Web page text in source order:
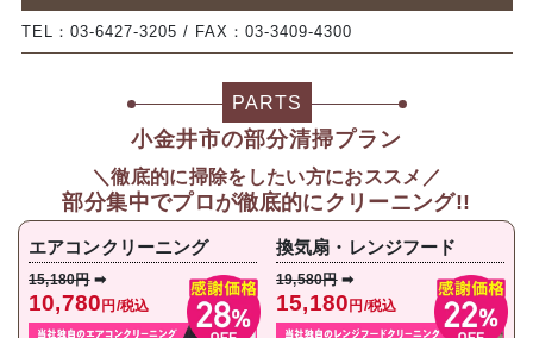
TEL：03-6427-3205 / FAX：03-3409-4300
PARTS
小金井市の部分清掃プラン
＼徹底的に掃除をしたい方におススメ／
部分集中でプロが徹底的にクリーニング!!
エアコンクリーニング
15,180円 ➡
10,780円/税込
換気扇・レンジフード
19,580円 ➡
15,180円/税込